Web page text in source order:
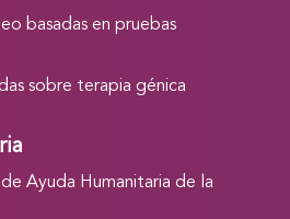
basadas en pruebas
sobre terapia génica
Ayuda Humanitaria de la